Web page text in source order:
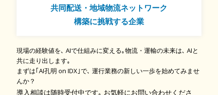
共同配送・地域物流ネットワーク
構築に挑戦する企業
現場の経験値を､ AIで仕組みに変える｡物流・運輸の未来は､ AIと
共に走り出します｡
まずは｢AI孔明 on IDX｣で､ 運行業務の新しい一歩を始めてみませ
んか？
導入相談は随時受付中です｡ お気軽にお問い合わせくださ